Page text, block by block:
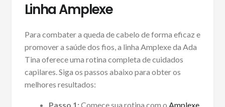
Linha Amplexe
Para combater a queda de cabelo de forma eficaz e
promover a saúde dos fios, a linha Amplexe da Ada
Tina oferece uma rotina completa de cuidados
capilares. Siga os passos abaixo para obter os
melhores resultados:
Passo 1:Comece sua rotina com o Amplexe